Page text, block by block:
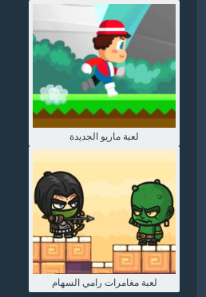
لعبة ماريو الجديدة
لعبة مغامرات رامي السهام